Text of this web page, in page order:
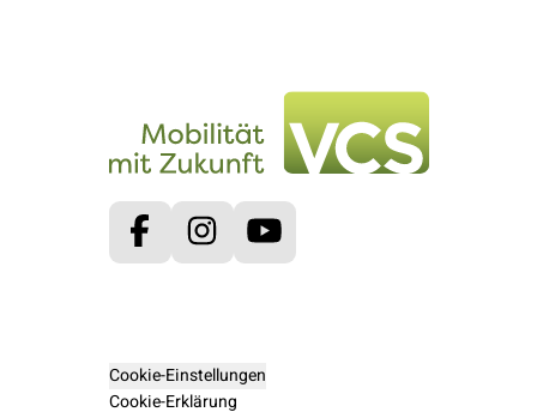
FacebookInstagram
Cookie-Einstellungen
Cookie-Erklärung